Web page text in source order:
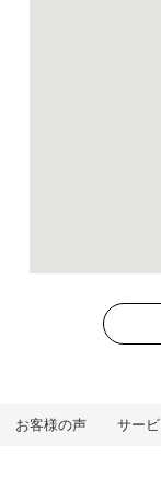
お客様の声 サービ